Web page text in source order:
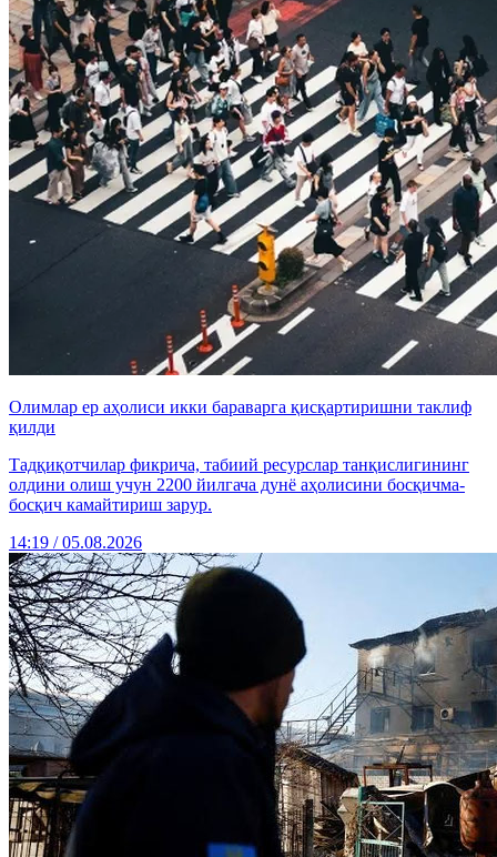
Олимлар ер аҳолиси икки бараварга қисқартиришни таклиф
қилди
Тадқиқотчилар фикрича, табиий ресурслар танқислигининг
олдини олиш учун 2200 йилгача дунё аҳолисини босқичма-
босқич камайтириш зарур.
14:19 / 05.08.2026